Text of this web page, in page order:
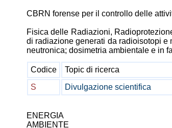
CBRN forense per il controllo delle
Fisica delle Radiazioni,
di radiazione generati da radioisotopi e
neutronica; dosimetria ambientale e in
Codice Topic di ricerca
S
Divulgazione scientifica
ENERGIA
AMBIENTE